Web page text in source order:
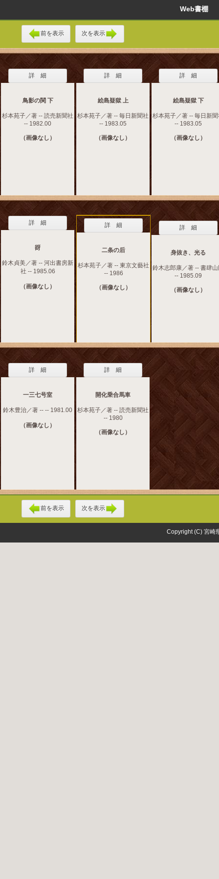
Web書棚
前を表示 次を表示
詳 細
鳥影の関 下
杉本苑子／著 -- 読売新聞社
-- 1982.00
（画像なし）
詳 細
絵島疑獄 上
杉本苑子／著 -- 毎日新聞社
-- 1983.05
（画像なし）
詳 細
絵島疑獄 下
杉本苑子／著 -- 毎日新
-- 1983.05
（画像なし）
詳 細
谺
鈴木貞美／著 -- 河出書房新
社 -- 1985.06
（画像なし）
詳 細
二条の后
杉本苑子／著 -- 東京文藝社
-- 1986
（画像なし）
詳 細
身抜き、光る
鈴木志郎康／著 -- 書肆
-- 1985.09
（画像なし）
詳 細
一三七号室
鈴木豊治／著 -- -- 1981.00
（画像なし）
詳 細
開化乗合馬車
杉本苑子／著 -- 読売新聞社
-- 1980
（画像なし）
前を表示 次を表示
Copyright (C) 宮崎